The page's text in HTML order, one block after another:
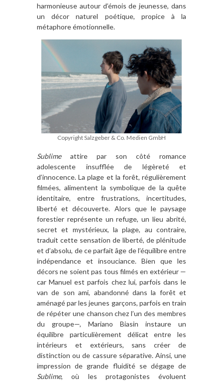
harmonieuse autour d’émois de jeunesse, dans
un décor naturel poétique, propice à la
métaphore émotionnelle.
Copyright Salzgeber & Co. Medien GmbH
Sublimeattire par son côté romance
adolescente insufflée de légèreté et
d’innocence. La plage et la forêt, régulièrement
filmées, alimentent la symbolique de la quête
identitaire, entre frustrations, incertitudes,
liberté et découverte. Alors que le paysage
forestier représente un refuge, un lieu abrité,
secret et mystérieux, la plage, au contraire,
traduit cette sensation de liberté, de plénitude
et d’absolu, de ce parfait âge de l’équilibre entre
indépendance et insouciance. Bien que les
décors ne soient pas tous filmés en extérieur —
car Manuel est parfois chez lui, parfois dans le
van de son ami, abandonné dans la forêt et
aménagé par les jeunes garçons, parfois en train
de répéter une chanson chez l’un des membres
du groupe—, Mariano Biasin instaure un
équilibre particulièrement délicat entre les
intérieurs et extérieurs, sans créer de
distinction ou de cassure séparative. Ainsi, une
impression de grande fluidité se dégage de
Sublime, où les protagonistes évoluent